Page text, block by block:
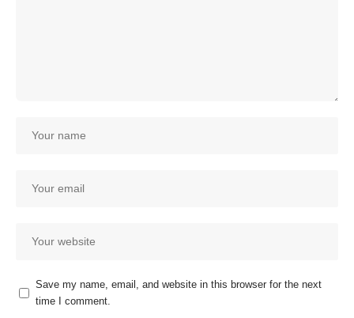
Save my name, email, and website in this browser for the next
time I comment.